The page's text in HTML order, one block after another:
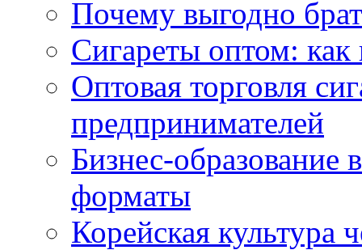
Почему выгодно
Сигареты оптом: как
Оптовая торговля
предпринимателей
Бизнес-образование
форматы
Корейская культура